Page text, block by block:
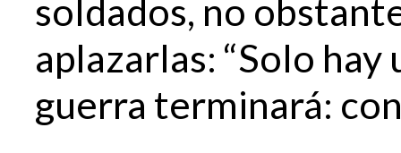
soldados, no
aplazarlas: “Solo
guerra terminará: